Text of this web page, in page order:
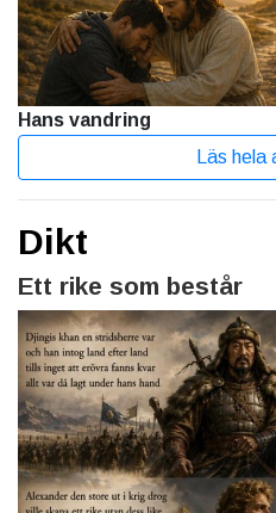
Hans vandring
Läs hela
Dikt
Ett rike som består